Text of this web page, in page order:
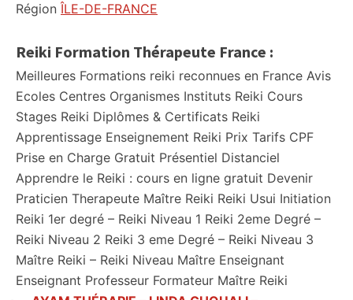
Région ÎLE-DE-FRANCE
Reiki Formation Thérapeute France :
Meilleures Formations reiki reconnues en France Avis
Ecoles Centres Organismes Instituts Reiki Cours
Stages Reiki Diplômes & Certificats Reiki
Apprentissage Enseignement Reiki Prix Tarifs CPF
Prise en Charge Gratuit Présentiel Distanciel
Apprendre le Reiki : cours en ligne gratuit Devenir
Praticien Therapeute Maître Reiki Reiki Usui Initiation
Reiki 1er degré – Reiki Niveau 1 Reiki 2eme Degré –
Reiki Niveau 2 Reiki 3 eme Degré – Reiki Niveau 3
Maître Reiki – Reiki Niveau Maître Enseignant
Enseignant Professeur Formateur Maître Reiki